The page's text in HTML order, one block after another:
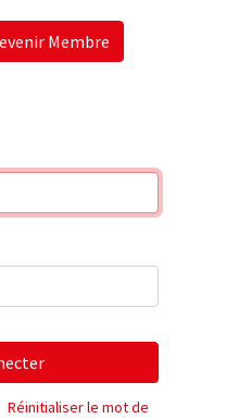
Membre
Réinitialiser le mot de